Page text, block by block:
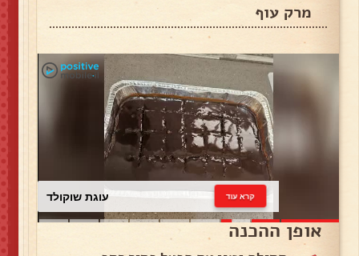
מרק עוף
עוגת שוקולד קרא עוד
אופן ההכנה